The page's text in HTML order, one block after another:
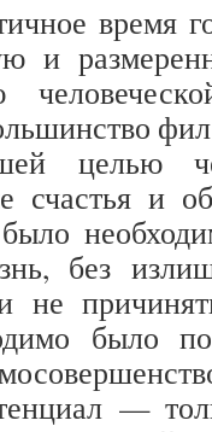
время
и
целью
счастья и
без
не
было
—